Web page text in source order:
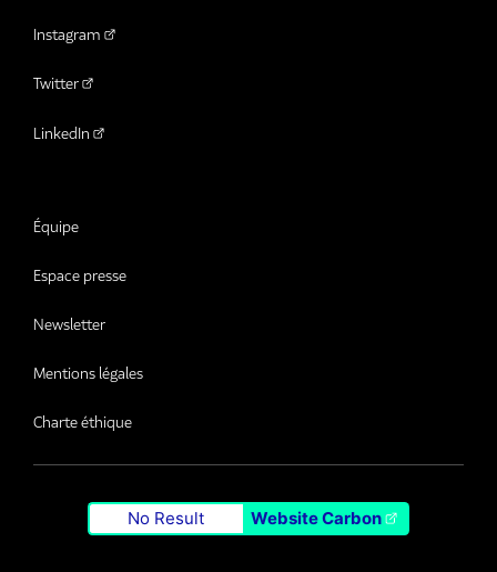
Instagram
Twitter
LinkedIn
Équipe
Espace presse
Newsletter
Mentions légales
Charte éthique
No Result Website Carbon